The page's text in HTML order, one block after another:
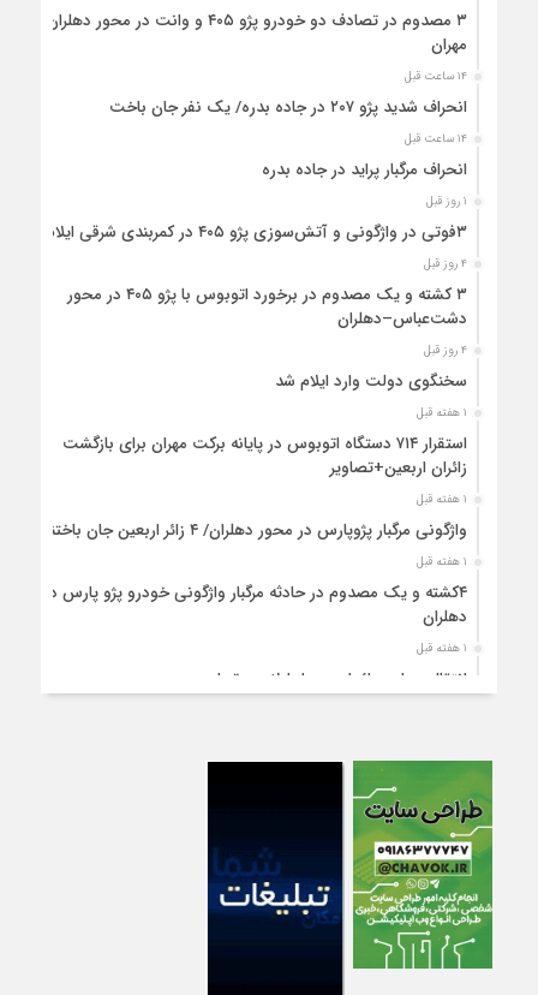
۳ مصدوم در تصادف دو خودرو پژو ۴۰۵ و وانت در محور دهلران-
مهران
۱۴ ساعت قبل
انحراف شدید پژو ۲۰۷ در جاده بدره/ یک نفر جان باخت
۱۴ ساعت قبل
انحراف مرگبار پراید در جاده بدره
۱ روز قبل
۳فوتی در واژگونی و آتش‌سوزی پژو ۴۰۵ در کمربندی شرقی ایلام
۴ روز قبل
۳ کشته و یک مصدوم در برخورد اتوبوس با پژو ۴۰۵ در محور
دشت‌عباس–دهلران
۴ روز قبل
سخنگوی دولت وارد ایلام شد
۱ هفته قبل
استقرار ۷۱۴ دستگاه اتوبوس در پایانه برکت مهران برای بازگشت
زائران اربعین+تصاویر
۱ هفته قبل
واژگونی مرگبار پژوپارس در محور دهلران/ ۴ زائر اربعین جان باختند
۱ هفته قبل
۴کشته و یک مصدوم در حادثه مرگبار واژگونی خودرو پژو پارس در
دهلران
۱ هفته قبل
انتقال هوایی زائر اربعین از ایلام به تهران
۱ هفته قبل
تصادف مرگبار پراید و تیبا در محور آبدانان/سه نفر جان باختند
۱ هفته قبل
انتقال ۱۵ زائر حادثه‌دیده از عراق به مرز مهران/آماده‌باش کامل
هلال‌احمر ایلام+عکس
۱ هفته قبل
سقوط مرگبار از پاکت لودر/کارگر سنگ‌شکن زیر چرخ‌های لودر جان
باخت